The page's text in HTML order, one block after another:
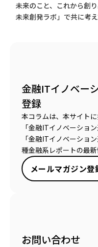
未来のこと、これから創
未来創発ラボ」で共に考
金融ITイノベー
登録
本コラムは、本サイト
「金融ITイノベーショ
「金融ITイノベーショ
種金融系レポートの最新
メールマガジン登
お問い合わせ